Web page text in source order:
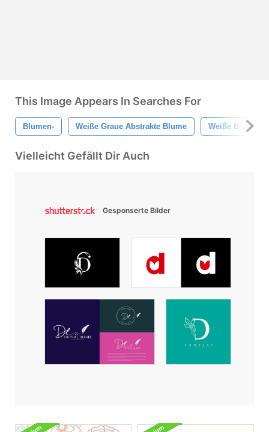
This Image Appears In Searches For
Blumen- Weiße Graue Abstrakte Blume Weiße Blume
Vielleicht Gefällt Dir Auch
Gesponserte Bilder